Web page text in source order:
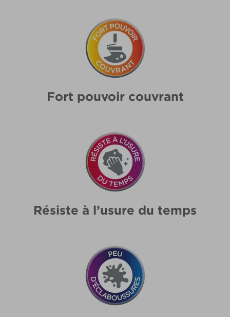
Fort pouvoir couvrant
Résiste à l’usure du temps